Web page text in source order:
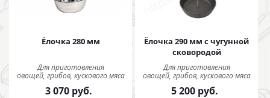
Ёлочка 280 мм
Для приготовления
овощей, грибов, кускового мяса
3 070руб.
Ёлочка 290 мм с чугунной
сковородой
Для приготовления
овощей, грибов, кускового мяса
5 200руб.